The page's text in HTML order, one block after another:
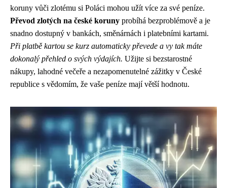
koruny vůči zlotému si Poláci mohou užít více za své peníze.
Převod zlotých na české koruny probíhá bezproblémově a je
snadno dostupný v bankách, směnárnách i platebními kartami.
Při platbě kartou se kurz automaticky převede a vy tak máte
dokonalý přehled o svých výdajích. Užijte si bezstarostné
nákupy, lahodné večeře a nezapomenutelné zážitky v České
republice s vědomím, že vaše peníze mají větší hodnotu.